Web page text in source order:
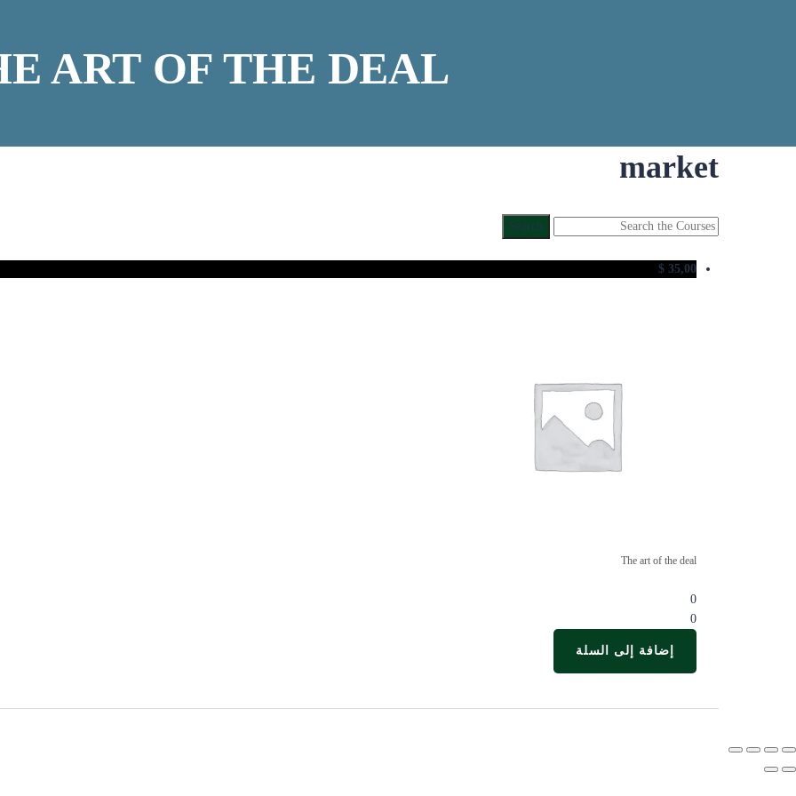
ART OF THE DEAL
market
Search
35,00
$
The art of the deal
0
0
إضافة إلى السلة